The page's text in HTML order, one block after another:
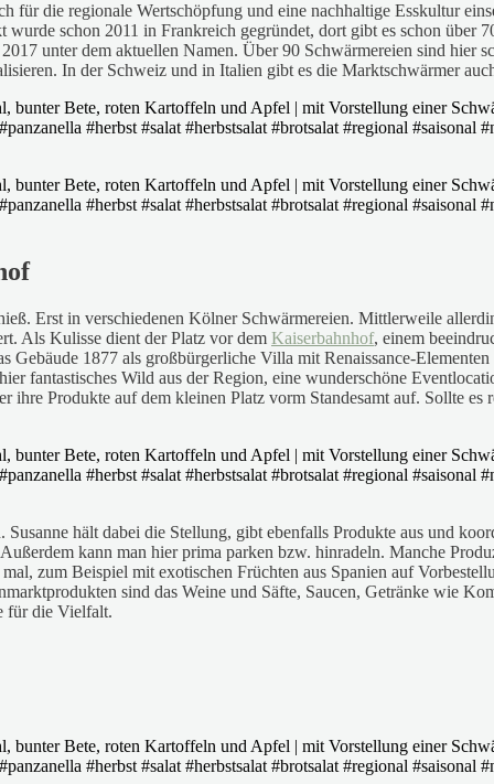
für die regionale Wertschöpfung und eine nachhaltige Esskultur
schon 2011 in Frankreich gegründet, dort gibt es schon
unter dem aktuellen Namen. Über 90 Schwärmereien sind hier
In der Schweiz und in Italien gibt es die Marktschwärmer
Erst in verschiedenen Kölner Schwärmereien. Mittlerweile
Als Kulisse dient der Platz vor dem Kaiserbahnhof, einem
Gebäude 1877 als großbürgerliche Villa mit Renaissance-
fantastisches Wild aus der Region, eine wunderschöne
Produkte auf dem kleinen Platz vorm Standesamt auf. Sollte es
hält dabei die Stellung, gibt ebenfalls Produkte aus und
kann man hier prima parken bzw. hinradeln. Manche
zum Beispiel mit exotischen Früchten aus Spanien auf
sind das Weine und Säfte, Saucen, Getränke wie
für die Vielfalt.